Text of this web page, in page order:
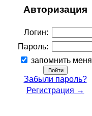
Авторизация
Логин:
Пароль:
запомнить меня
Забыли пароль?
Регистрация →